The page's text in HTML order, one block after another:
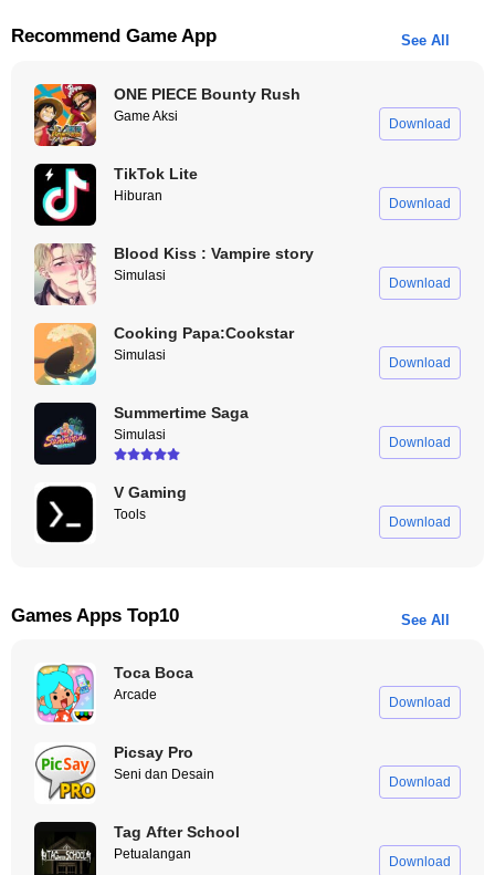
membawa harapan baru bagi klub. Dengan menghormati
pemain kunci seperti Ronald Araujo, Flick berusaha
menjaga stabilitas tim sambil mempersiapkan strategi baru
untuk mengatasi tantangan di musim mendatang.
Recommend Game App See All
ONE PIECE Bounty Rush
Game Aksi Download
TikTok Lite
Hiburan Download
Blood Kiss : Vampire story
Simulasi Download
Cooking Papa:Cookstar
Simulasi Download
Summertime Saga
Simulasi Download
V Gaming
Tools Download
Games Apps Top10 See All
Toca Boca
Arcade Download
Picsay Pro
Seni dan Desain Download
Tag After School
Petualangan Download